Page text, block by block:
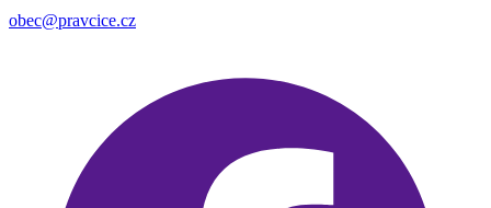
obec@pravcice.cz